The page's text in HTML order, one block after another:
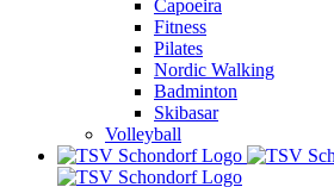
Capoeira
Fitness
Pilates
Nordic Walking
Badminton
Skibasar
Volleyball